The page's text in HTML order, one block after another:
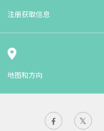
注册获取信息
地图和方向